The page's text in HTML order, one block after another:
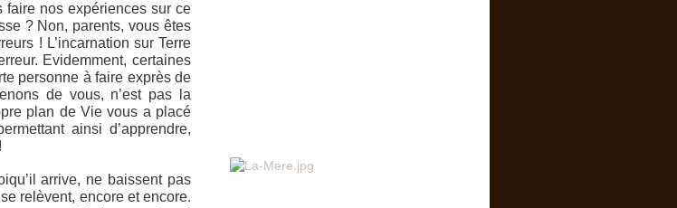
faire nos expériences sur ce
? Non, parents, vous êtes
! L’incarnation sur Terre
Evidemment, certaines
personne à faire exprès de
de vous, n’est pas la
plan de Vie vous a placé
ainsi d’apprendre,
arrive, ne baissent pas
relèvent, encore et encore.